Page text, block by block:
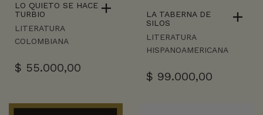
LO QUIETO SE HACE
TURBIO
LITERATURA
COLOMBIANA
$ 55.000,00
LA TABERNA DE
SILOS
LITERATURA
HISPANOAMERICANA
$ 99.000,00